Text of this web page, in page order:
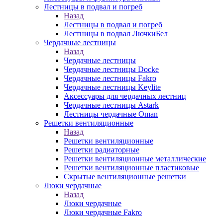
Лестницы в подвал и погреб
Назад
Лестницы в подвал и погреб
Лестницы в подвал ЛючкиБел
Чердачные лестницы
Назад
Чердачные лестницы
Чердачные лестницы Docke
Чердачные лестницы Fakro
Чердачные лестницы Keylite
Аксессуары для чердачных лестниц
Чердачные лестницы Astark
Лестницы чердачные Oman
Решетки вентиляционные
Назад
Решетки вентиляционные
Решетки радиаторные
Решетки вентиляционные металлические
Решетки вентиляционные пластиковые
Скрытые вентиляционные решетки
Люки чердачные
Назад
Люки чердачные
Люки чердачные Fakro